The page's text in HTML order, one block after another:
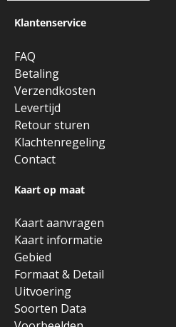
Klantenservice
FAQ
Betaling
Verzendkosten
Levertijd
Retour sturen
Klachtenregeling
Contact
Kaart op maat
Kaart aanvragen
Kaart informatie
Gebied
Formaat & Detail
Uitvoering
Soorten Data